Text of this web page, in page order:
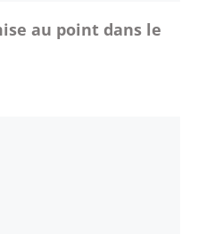
au point dans le